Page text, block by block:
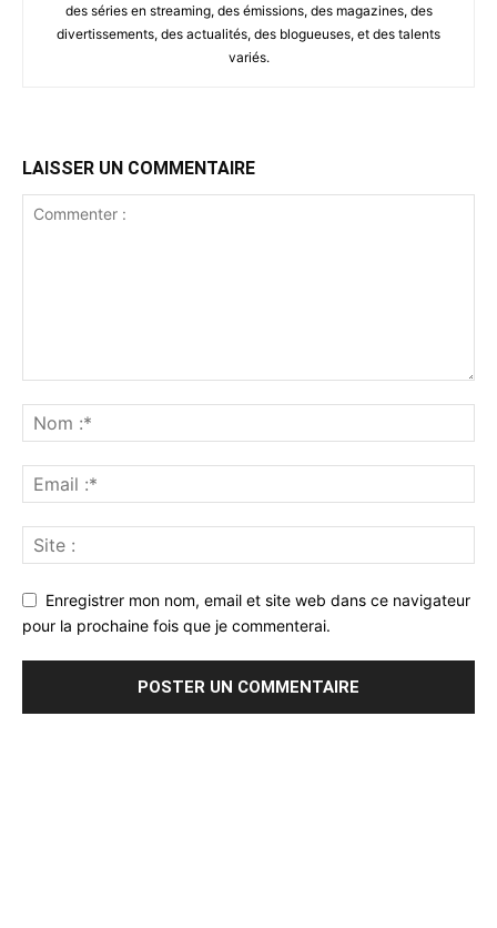
des séries en streaming, des émissions, des magazines, des
divertissements, des actualités, des blogueuses, et des talents
variés.
LAISSER UN COMMENTAIRE
Enregistrer mon nom, email et site web dans ce navigateur
pour la prochaine fois que je commenterai.